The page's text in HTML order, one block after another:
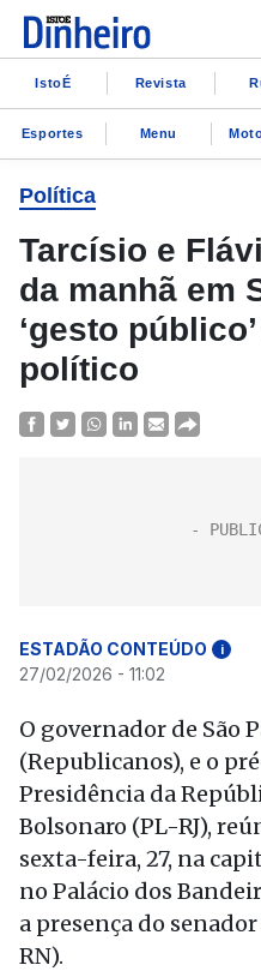
IstoÉ Revista
Esportes Menu
Política
Tarcísio e
da manhã em
‘gesto
político
ESTADÃO CONTEÚDO i
27/02/2026 - 11:02
O governador de São
(Republicanos), e o
Presidência da
Bolsonaro (PL-RJ),
sexta-feira, 27, na
no Palácio dos
a presença do
RN).